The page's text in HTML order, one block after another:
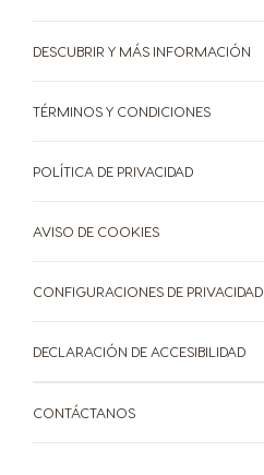
DESCUBRIR Y MÁS INFORMACIÓN
CONTÁCTANOS
TÉRMINOS Y CONDICIONES
POLÍTICA DE PRIVACIDAD
AVISO DE COOKIES
CONFIGURACIONES DE PRIVACIDAD
DECLARACIÓN DE ACCESIBILIDAD